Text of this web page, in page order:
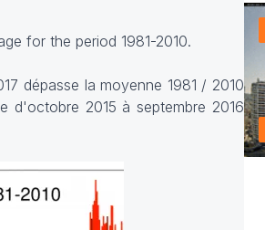
for the period 1981-2010.
dépasse la moyenne 1981 / 2010
d'octobre 2015 à septembre 2016